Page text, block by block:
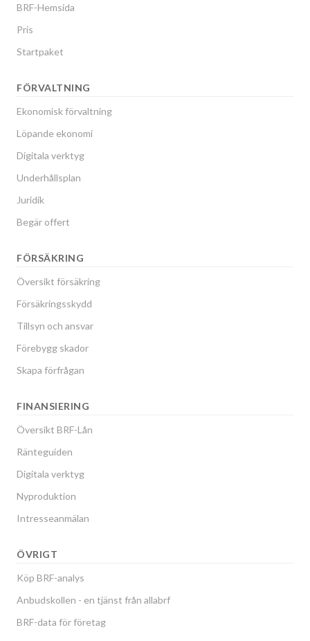
BRF-Hemsida
Pris
Startpaket
FÖRVALTNING
Ekonomisk förvaltning
Löpande ekonomi
Digitala verktyg
Underhållsplan
Juridik
Begär offert
FÖRSÄKRING
Översikt försäkring
Försäkringsskydd
Tillsyn och ansvar
Förebygg skador
Skapa förfrågan
FINANSIERING
Översikt BRF-Lån
Ränteguiden
Digitala verktyg
Nyproduktion
Intresseanmälan
ÖVRIGT
Köp BRF-analys
Anbudskollen - en tjänst från allabrf
BRF-data för företag